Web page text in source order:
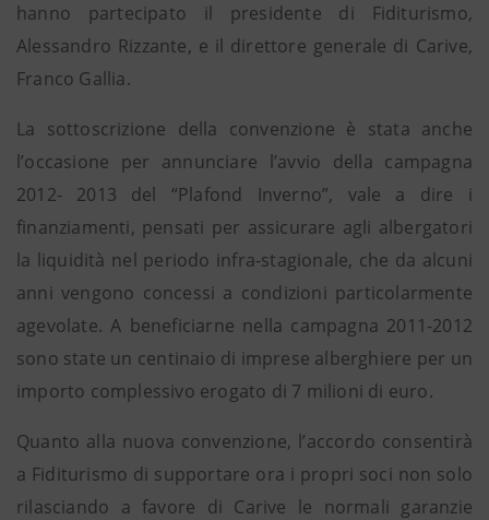
hanno partecipato il presidente di Fiditurismo,
Alessandro Rizzante, e il direttore generale di Carive,
Franco Gallia.
La sottoscrizione della convenzione è stata anche
l’occasione per annunciare l’avvio della campagna
2012- 2013 del “Plafond Inverno”, vale a dire i
finanziamenti, pensati per assicurare agli albergatori
la liquidità nel periodo infra-stagionale, che da alcuni
anni vengono concessi a condizioni particolarmente
agevolate. A beneficiarne nella campagna 2011-2012
sono state un centinaio di imprese alberghiere per un
importo complessivo erogato di 7 milioni di euro.
Quanto alla nuova convenzione, l’accordo consentirà
a Fiditurismo di supportare ora i propri soci non solo
rilasciando a favore di Carive le normali garanzie